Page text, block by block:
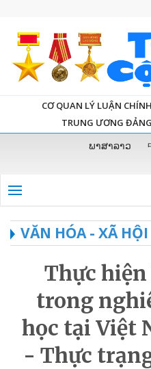
CƠ QUAN LÝ LUẬN
TRUNG ƯƠNG
ພາສາລາວ
VĂN HÓA - XÃ HỘI
Thực
trong
học tại Việt
- Thực